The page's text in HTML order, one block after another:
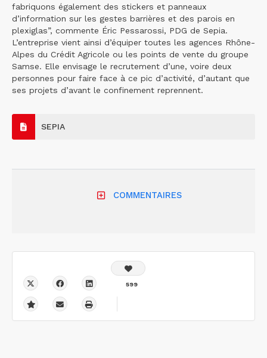
fabriquons également des stickers et panneaux
d’information sur les gestes barrières et des parois en
plexiglas”, commente Éric Pessarossi, PDG de Sepia.
L’entreprise vient ainsi d’équiper toutes les agences Rhône-
Alpes du Crédit Agricole ou les points de vente du groupe
Samse. Elle envisage le recrutement d’une, voire deux
personnes pour faire face à ce pic d’activité, d’autant que
ses projets d’avant le confinement reprennent.
SEPIA
COMMENTAIRES
599